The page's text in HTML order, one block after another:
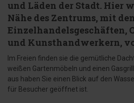
und Läden der Stadt. Hier
Nähe des Zentrums, mit
Einzelhandelsgeschäften,
und Kunsthandwerkern,
Im Freien finden sie die gemütliche
weißen Gartenmöbeln und einen
aus haben Sie einen Blick auf den
für Besucher geöffnet ist.